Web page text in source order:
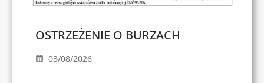
OSTRZEŻENIE O BURZACH
03/08/2026